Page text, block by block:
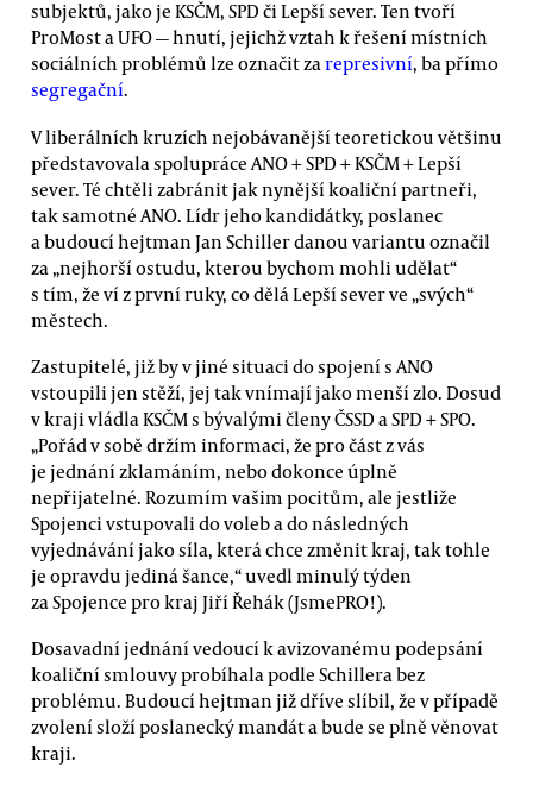
subjektů, jako je KSČM, SPD či Lepší sever. Ten tvoří
ProMost a UFO — hnutí, jejichž vztah k řešení místních
sociálních problémů lze označit zarepresivní, ba přímo
segregační.
V liberálních kruzích nejobávanější teoretickou většinu
představovala spolupráce ANO + SPD + KSČM + Lepší
sever. Té chtěli zabránit jak nynější koaliční partneři,
tak samotné ANO. Lídr jeho kandidátky, poslanec
a budoucí hejtman Jan Schiller danou variantu označil
za „nejhorší ostudu, kterou bychom mohli udělat“
s tím, že ví z první ruky, co dělá Lepší sever ve „svých“
městech.
Zastupitelé, již by v jiné situaci do spojení s ANO
vstoupili jen stěží, jej tak vnímají jako menší zlo. Dosud
v kraji vládla KSČM s bývalými členy ČSSD a SPD + SPO.
„Pořád v sobě držím informaci, že pro část z vás
je jednání zklamáním, nebo dokonce úplně
nepřijatelné. Rozumím vašim pocitům, ale jestliže
Spojenci vstupovali do voleb a do následných
vyjednávání jako síla, která chce změnit kraj, tak tohle
je opravdu jediná šance,“ uvedl minulý týden
za Spojence pro kraj Jiří Řehák (JsmePRO!).
Dosavadní jednání vedoucí k avizovanému podepsání
koaliční smlouvy probíhala podle Schillera bez
problému. Budoucí hejtman již dříve slíbil, že v případě
zvolení složí poslanecký mandát a bude se plně věnovat
kraji.